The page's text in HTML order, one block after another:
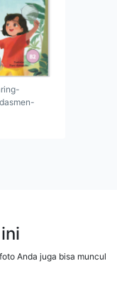
Anda juga bisa muncul